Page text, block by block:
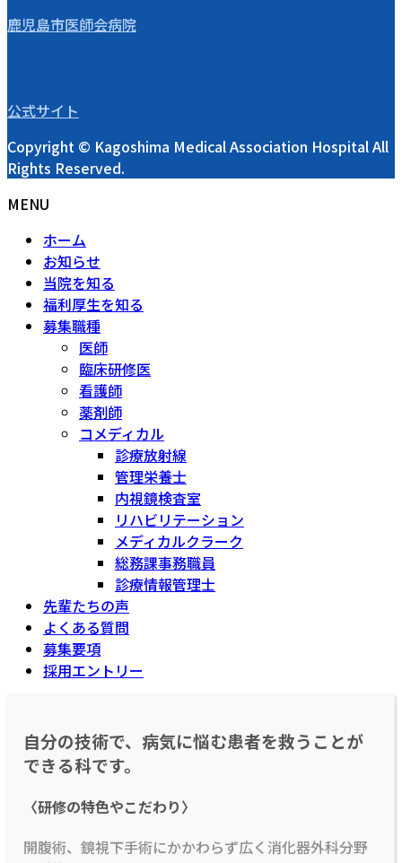
鹿児島市医師会病院
公式サイト
Copyright © Kagoshima Medical Association Hospital All
Rights Reserved.
MENU
ホーム
お知らせ
当院を知る
福利厚生を知る
募集職種
医師
臨床研修医
看護師
薬剤師
コメディカル
診療放射線
管理栄養士
内視鏡検査室
リハビリテーション
メディカルクラーク
総務課事務職員
診療情報管理士
先輩たちの声
よくある質問
募集要項
採用エントリー
自分の技術で、病気に悩む患者を救うことが
できる科です。
〈研修の特色やこだわり〉
開腹術、鏡視下手術にかかわらず広く消化器外科分野